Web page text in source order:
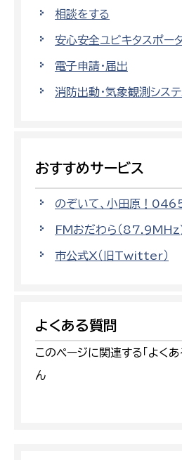
相談をする
安心安全ユビキタスポー
電子申請・届出
消防出動・気象観測システ
おすすめサービス
のぞいて、小田原！
FMおだわら（
市公式X（旧Twitter）
よくある質問
このページに関連する「よく
ん